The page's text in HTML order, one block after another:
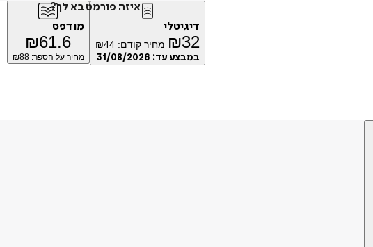
איזה פורמט בא לך?
דיגיטלי
₪32 מחיר קודם: ₪44
במבצע עד: 31/08/2026
מודפס
₪61.6
מחיר על הספר: ₪88